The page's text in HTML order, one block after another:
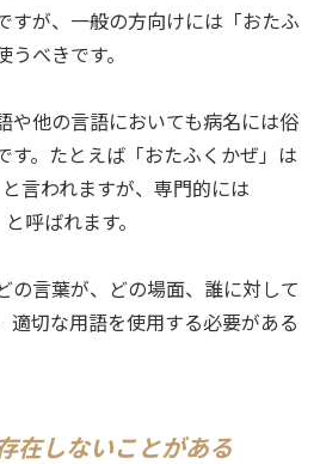
すが、一般の方向けには「おたふ
べきです。
や他の言語においても病名には俗
す。たとえば「おたふくかぜ」は
言われますが、専門的には
呼ばれます。
の言葉が、どの場面、誰に対して
適切な用語を使用する必要がある
在しないことがある